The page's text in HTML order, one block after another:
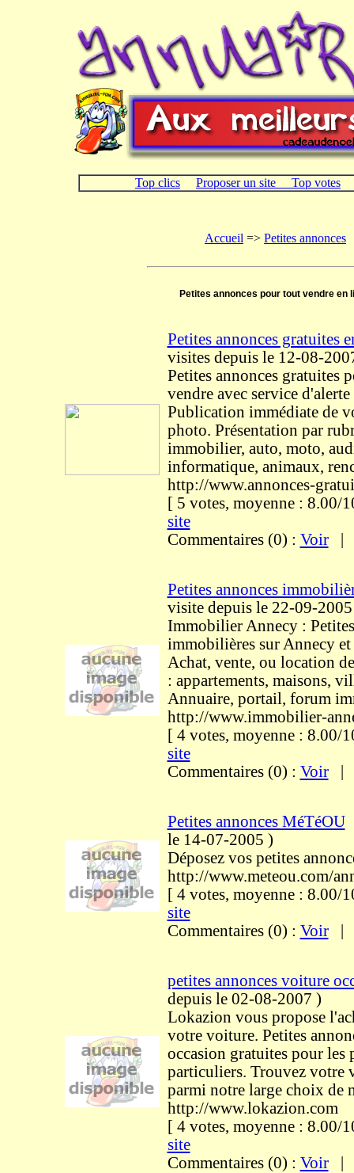
Top clics Proposer un site Top votes
Accueil => Petites annonces
Petites annonces pour tout vendre en
Petites annonces gratuites
visites depuis le 12-08-
Petites annonces gratuites
vendre avec service
Publication immédiate de
photo. Présentation par
immobilier, auto, moto,
informatique, animaux,
http://www.annonces-
[ 5 votes, moyenne :
site
Commentaires (0) : Voir
Petites annonces
visite depuis le 22-09-2005
Immobilier Annecy :
immobilières sur Annecy
Achat, vente, ou location
: appartements, maisons,
Annuaire, portail, forum
http://www.immobilier-
[ 4 votes, moyenne :
site
Commentaires (0) : Voir
Petites annonces MéTéOU
le 14-07-2005 )
Déposez vos petites
http://www.meteou.com/
[ 4 votes, moyenne :
site
Commentaires (0) : Voir
petites annonces voiture
depuis le 02-08-2007 )
Lokazion vous propose
votre voiture. Petites
occasion gratuites pour les
particuliers. Trouvez votre
parmi notre large choix de
http://www.lokazion.com
[ 4 votes, moyenne :
site
Commentaires (0) : Voir